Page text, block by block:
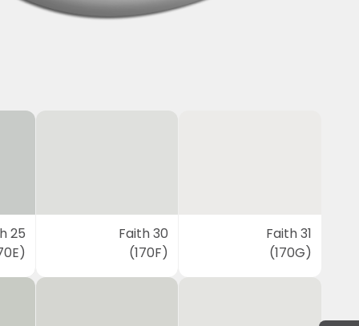
25
Faith 30
(170F)
Faith 31
(170G)